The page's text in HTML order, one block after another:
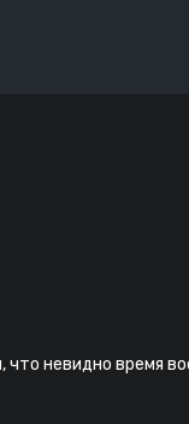
что невидно время